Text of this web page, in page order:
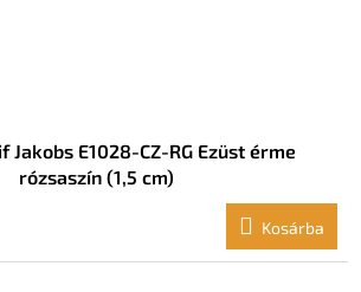
Jakobs E1028-CZ-RG Ezüst érme
rózsaszín (1,5 cm)
Kosárba